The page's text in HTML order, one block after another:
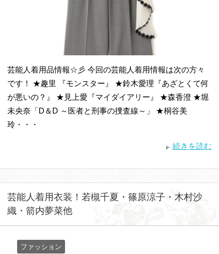
芸能人着用品情報☆彡 今回の芸能人着用情報は次の方々
です！ ★趣里 『モンスター』 ★鈴木愛理『あざとくて何
が悪いの？』 ★見上愛『マイダイアリー』 ★森香澄 ★堀
未央奈「D＆D ～医者と刑事の捜査線～」 ★桐谷美
玲・・・
続きを読む
芸能人着用衣装！若槻千夏・篠原涼子・木村沙
織・箭内夢菜他
ファッション